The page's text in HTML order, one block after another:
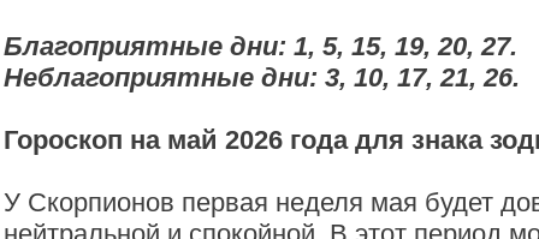
Благоприятные дни: 1, 5, 15, 19, 20, 27.
Неблагоприятные дни: 3, 10, 17, 21, 26.
Гороскоп на май 2026 года для знака
У Скорпионов первая неделя мая будет